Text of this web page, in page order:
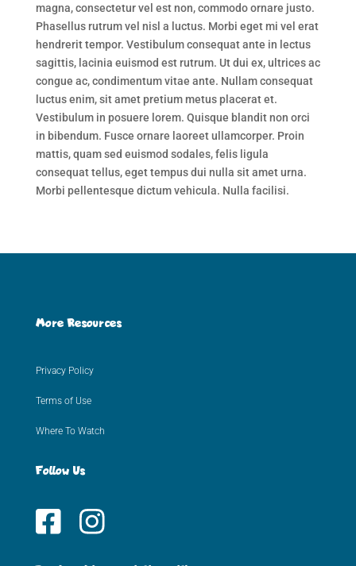
magna, consectetur vel est non, commodo ornare justo.
Phasellus rutrum vel nisl a luctus. Morbi eget mi vel erat
hendrerit tempor. Vestibulum consequat ante in lectus
sagittis, lacinia euismod est rutrum. Ut dui ex, ultrices ac
congue ac, condimentum vitae ante. Nullam consequat
luctus enim, sit amet pretium metus placerat et.
Vestibulum in posuere lorem. Quisque blandit non orci
in bibendum. Fusce ornare laoreet ullamcorper. Proin
mattis, quam sed euismod sodales, felis ligula
consequat tellus, eget tempus dui nulla sit amet urna.
Morbi pellentesque dictum vehicula. Nulla facilisi.
More Resources
Privacy Policy
Terms of Use
Where To Watch
Follow Us